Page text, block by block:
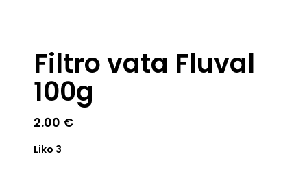
Filtro vata Fluval
100g
2.00 €
Liko 3